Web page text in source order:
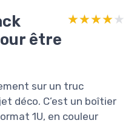
être
★★★★★
★★★★★
sur un truc
déco. C’est un boîtier
1U, en couleur